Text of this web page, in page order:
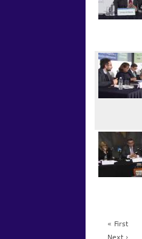
« First
Next ›